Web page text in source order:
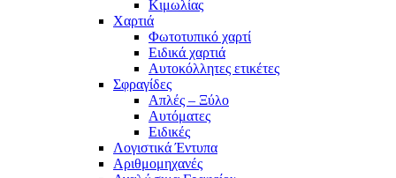
Κιμωλίας
Χαρτιά
Φωτοτυπικό χαρτί
Ειδικά χαρτιά
Αυτοκόλλητες ετικέτες
Σφραγίδες
Απλές – Ξύλο
Αυτόματες
Ειδικές
Λογιστικά Έντυπα
Αριθμομηχανές